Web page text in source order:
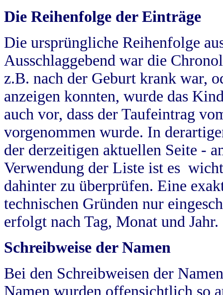
Die Reihenfolge der Einträge
Die ursprüngliche Reihenfolge
Ausschlaggebend war die
z.B. nach der Geburt krank war,
anzeigen konnten, wurde das
auch vor, dass der Taufeintrag
vorgenommen wurde. In
der derzeitigen aktuellen Seite -
Verwendung der Liste ist es
dahinter zu überprüfen. Eine
technischen Gründen nur
erfolgt nach Tag, Monat und Jahr.
Schreibweise der Namen
Bei den Schreibweisen der
Namen wurden offensichtlich so